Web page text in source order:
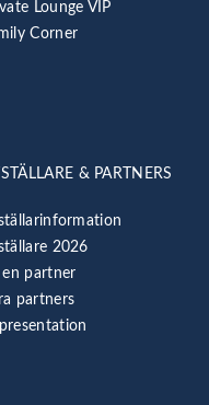
Lounge VIP
Corner
& PARTNERS
2026
en partner
partners